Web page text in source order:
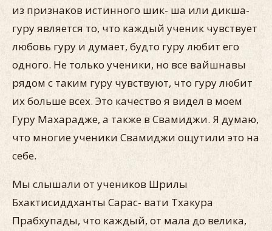
из признаков истинного шик- ша или дикша-
гуру является то, что каждый ученик чувствует
любовь гуру и думает, будто гуру любит его
одного. Не только ученики, но все вайшнавы
рядом с таким гуру чувствуют, что гуру любит
их больше всех. Это качество я видел в моем
Гуру Махарадже, а также в Свамиджи. Я думаю,
что многие учени­ки Свамиджи ощутили это на
себе.
Мы слышали от учеников Шрилы
Бхактисиддханты Сарас- вати Тхакура
Прабхупады, что каждый, от мала до велика,